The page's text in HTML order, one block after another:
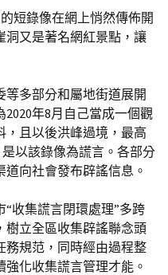
短錄像在網上悄然傳佈開
洞又是著名網紅景點，讓
多部分和屬地街道展開
年8月自己當成一個觀
，且以後洪峰過境，最高
以該錄像為謊言。各部分
向社會發布辟謠信息。
收集謊言閉環處理”多跨
樹立全區收集辟謠聯念頭
務規范，同時經由過程整
化收集謊言管理才能。